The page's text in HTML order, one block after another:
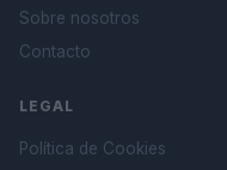
Sobre nosotros
Contacto
LEGAL
Política de Cookies